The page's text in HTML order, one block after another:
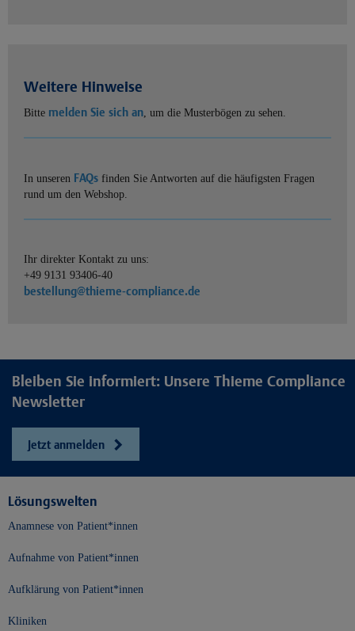
Weitere Hinweise
Bitte melden Sie sich an, um die Musterbögen zu sehen.
In unseren FAQs finden Sie Antworten auf die häufigsten Fragen
rund um den Webshop.
Ihr direkter Kontakt zu uns:
+49 9131 93406-40
bestellung@thieme-compliance.de
Bleiben Sie informiert: Unsere Thieme Compliance
Newsletter
Jetzt anmelden
Lösungswelten
Anamnese von Patient*innen
Aufnahme von Patient*innen
Aufklärung von Patient*innen
Kliniken